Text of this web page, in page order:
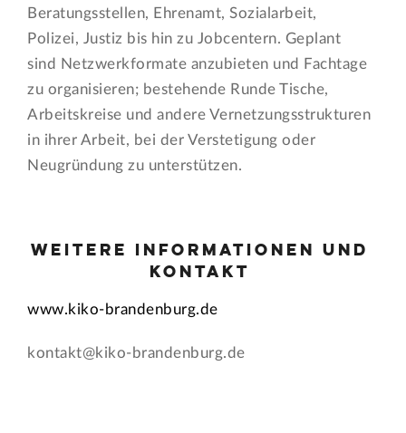
Beratungsstellen, Ehrenamt, Sozialarbeit,
Polizei, Justiz bis hin zu Jobcentern. Geplant
sind Netzwerkformate anzubieten und Fachtage
zu organisieren; bestehende Runde Tische,
Arbeitskreise und andere Vernetzungsstrukturen
in ihrer Arbeit, bei der Verstetigung oder
Neugründung zu unterstützen.
Weitere Informationen und
Kontakt
www.kiko-brandenburg.de
kontakt@kiko-brandenburg.de